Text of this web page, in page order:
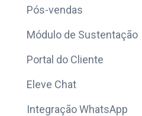
Pós-vendas
Módulo de Sustentação
Portal do Cliente
Eleve Chat
Integração WhatsApp